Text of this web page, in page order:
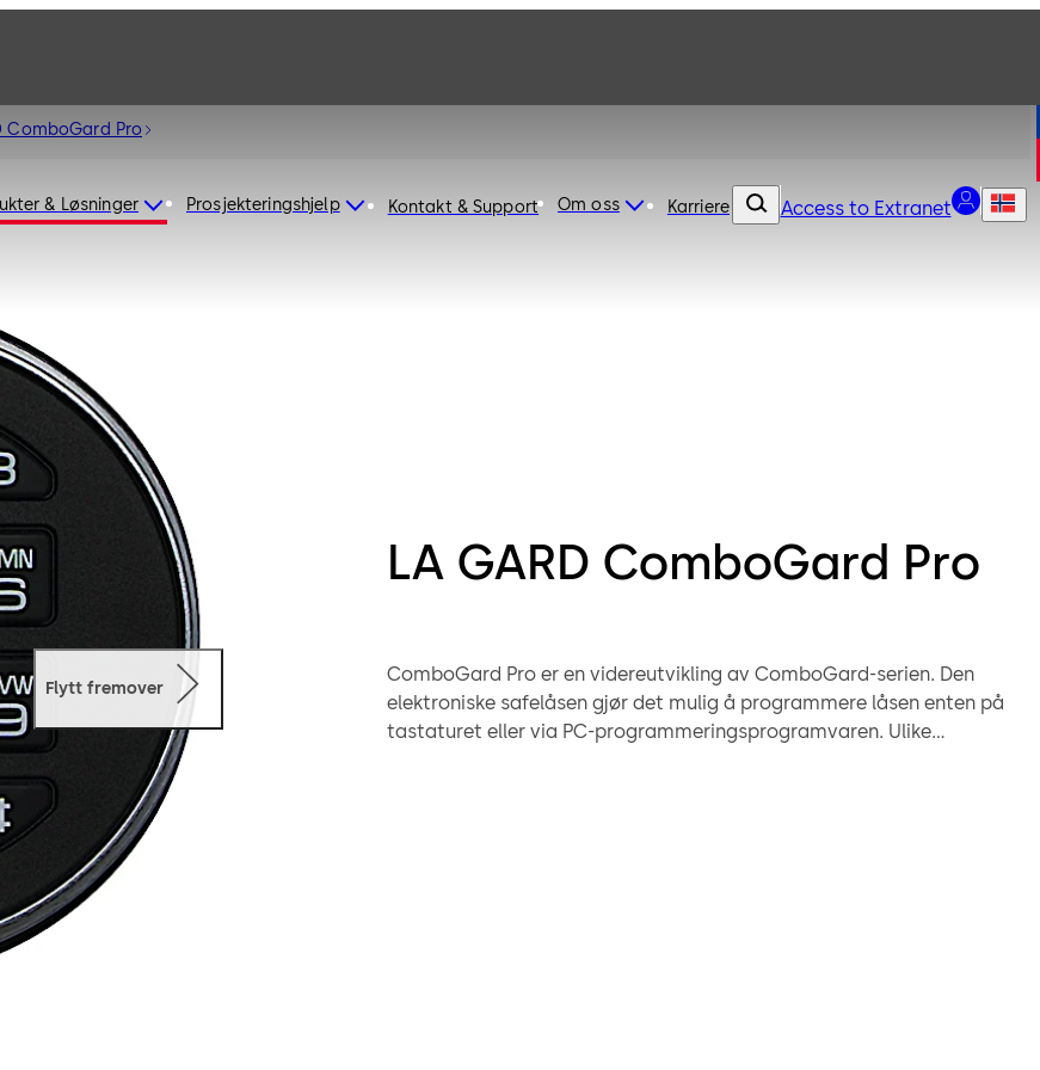
& Løsninger Prosjekteringshjelp Kontakt & Support Om oss Karriere Access to Extranet
ComboGard Pro
LA GARD ComboGard Pro
ComboGard Pro er en videreutvikling av ComboGard-serien. Den
elektroniske safelåsen gjør det mulig å programmere låsen enten på
tastaturet eller via PC-programmeringsprogramvaren. Ulike
Flytt fremover